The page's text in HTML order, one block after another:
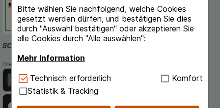
Bitte wählen Sie nachfolgend, welche Cookies
gesetzt werden dürfen, und bestätigen Sie dies
durch "Auswahl bestätigen" oder akzeptieren Sie
alle Cookies durch "Alle auswählen":
Mehr Information
Technisch Notwendig:Hierbei handelt es sich um
Cookies, die für die Grundfunktionen unserer
Website notwendig sind (z.B. Navigation,
Technisch erforderlich
Komfort
Statistik & Tracking
Dokumentation und Information.
schlossapo.de-App
Die App von schlossapo.de jetzt mit E-Rezept-Scanner